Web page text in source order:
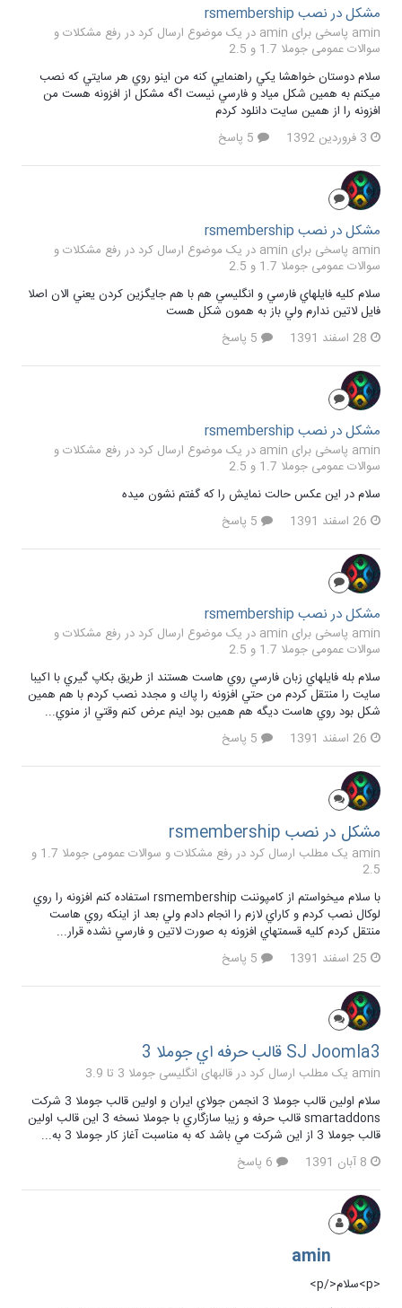
مشكل در نصب rsmembership
amin پاسخی برای amin در یک موضوع ارسال کرد در
رفع مشکلات و
سوالات عمومی جوملا 1.7 و 2.5
سلام دوستان خواهشا يكي راهنمايي كنه من اينو روي هر سايتي كه نصب
ميكنم به همين شكل مياد و فارسي نيست اگه مشكل از افزونه هست من
افزونه را از همين سايت دانلود كردم
3 فروردین 1392
مشكل در نصب rsmembership
amin پاسخی برای amin در یک موضوع ارسال کرد در
رفع مشکلات و
سوالات عمومی جوملا 1.7 و 2.5
سلام كليه فايلهاي فارسي و انگليسي هم با هم جايگزين كردن يعني الان اصلا
فايل لاتين ندارم ولي باز به همون شكل هست
28 اسفند 1391
مشكل در نصب rsmembership
amin پاسخی برای amin در یک موضوع ارسال کرد در
رفع مشکلات و
سوالات عمومی جوملا 1.7 و 2.5
سلام در اين عكس حالت نمايش را كه گفتم نشون ميده
26 اسفند 1391
مشكل در نصب rsmembership
amin پاسخی برای amin در یک موضوع ارسال کرد در
رفع مشکلات و
سوالات عمومی جوملا 1.7 و 2.5
سلام بله فايلهاي زبان فارسي روي هاست هستند از طريق بكاپ گيري با اكيبا
سايت را منتقل كردم من حتي افزونه را پاك و مجدد نصب كردم با هم همين
شكل بود روي هاست ديگه هم همين بود اينم عرض كنم وقتي از منوي...
26 اسفند 1391
مشكل در نصب rsmembership
amin یک مطلب ارسال کرد در
رفع مشکلات و سوالات عمومی جوملا 1.7 و
2.5
با سلام ميخواستم از كامپوننت rsmembership استفاده كنم افزونه را روي
لوكال نصب كردم و كاراي لازم را انجام دادم ولي بعد از اينكه روي هاست
منتقل كردم كليه قسمتهاي افزونه به صورت لاتين و فارسي نشده قرار...
25 اسفند 1391
SJ Joomla3 قالب حرفه اي جوملا 3
amin یک مطلب ارسال کرد در
قالبهای انگلیسی جوملا 3 تا 3.9
سلام اولين قالب جوملا 3 انجمن جولاي ايران و اولين قالب جوملا 3 شركت
smartaddons قالب حرفه و زيبا سازگاري با جوملا نسخه 3 اين قالب اولين
قالب جوملا 3 از اين شركت مي باشد كه به مناسبت آغاز كار جوملا 3 به...
8 آبان 1391
amin
<p>سلام</p>